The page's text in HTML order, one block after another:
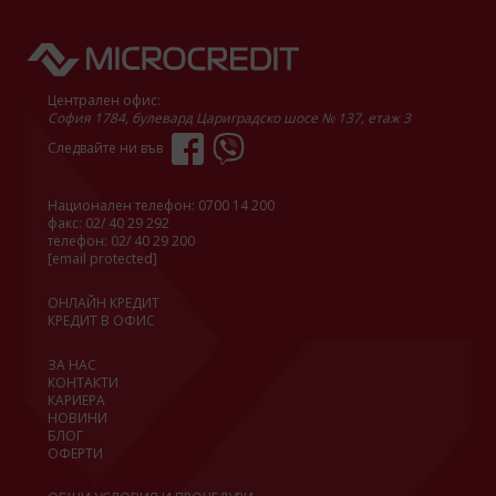
Централен офис:
София 1784, булевард Цариградско шосе № 137, етаж 3
Следвайте ни във
Национален телефон: 0700 14 200
факс: 02/ 40 29 292
телефон: 02/ 40 29 200
[email protected]
ОНЛАЙН КРЕДИТ
КРЕДИТ В ОФИС
ЗА НАС
КОНТАКТИ
КАРИЕРА
НОВИНИ
БЛОГ
ОФЕРТИ